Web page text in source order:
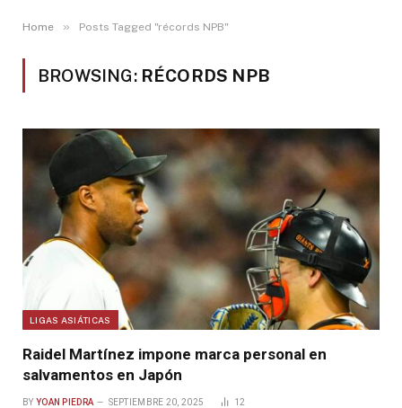
Home » Posts Tagged "récords NPB"
BROWSING: RÉCORDS NPB
LIGAS ASIÁTICAS
Raidel Martínez impone marca personal en
salvamentos en Japón
BY YOAN PIEDRA SEPTIEMBRE 20, 2025 12